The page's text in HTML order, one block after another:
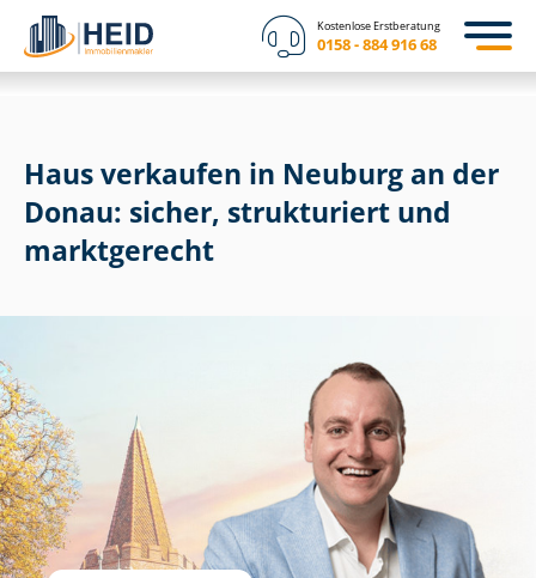
Kostenlose Erstberatung
0158 - 884 916 68
Haus verkaufen in Neuburg an der
Donau: sicher, strukturiert und
marktgerecht